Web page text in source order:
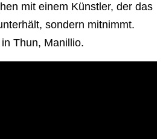
mit einem Künstler, der das
sondern mitnimmt.
Thun, Manillio.